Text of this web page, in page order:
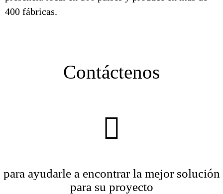
400 fábricas.
Contáctenos
para ayudarle a encontrar la mejor solución
para su proyecto